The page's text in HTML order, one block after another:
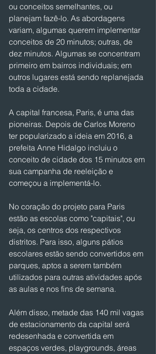
ou conceitos semelhantes, ou
planejam fazê-lo. As abordagens
variam, algumas querem implementar
conceitos de 20 minutos; outras, de
dez minutos. Algumas se concentram
primeiro em bairros individuais; em
outros lugares está sendo replanejada
toda a cidade.
A capital francesa, Paris, é uma das
pioneiras. Depois de Carlos Moreno
ter popularizado a ideia em 2016, a
prefeita Anne Hidalgo incluiu o
conceito de cidade dos 15 minutos em
sua campanha de reeleição e
começou a implementá-lo.
No coração do projeto para Paris
estão as escolas como "capitais", ou
seja, os centros dos respectivos
distritos. Para isso, alguns pátios
escolares estão sendo convertidos em
parques, aptos a serem também
utilizados para outras atividades após
as aulas e nos fins de semana.
Além disso, metade das 140 mil vagas
de estacionamento da capital será
redesenhada e convertida em
espaços verdes, playgrounds, áreas